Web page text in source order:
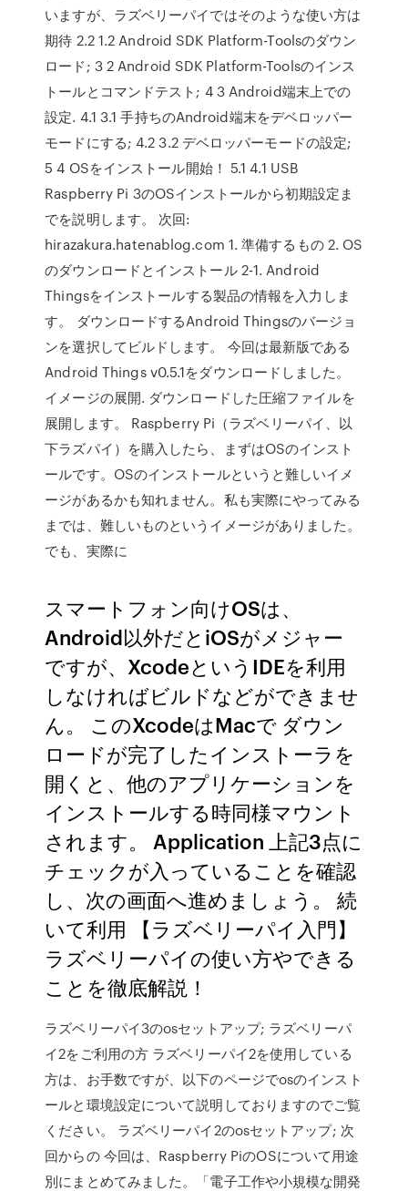
いますが、ラズベリーパイではそのような使い方は
期待 2.2 1.2 Android SDK Platform-Toolsのダウン
ロード; 3 2 Android SDK Platform-Toolsのインス
トールとコマンドテスト; 4 3 Android端末上での
設定. 4.1 3.1 手持ちのAndroid端末をデベロッパー
モードにする; 4.2 3.2 デベロッパーモードの設定;
5 4 OSをインストール開始！ 5.1 4.1 USB
Raspberry Pi 3のOSインストールから初期設定ま
でを説明します。 次回:
hirazakura.hatenablog.com 1. 準備するもの 2. OS
のダウンロードとインストール 2-1. Android
Thingsをインストールする製品の情報を入力しま
す。 ダウンロードするAndroid Thingsのバージョ
ンを選択してビルドします。 今回は最新版である
Android Things v0.5.1をダウンロードしました。
イメージの展開. ダウンロードした圧縮ファイルを
展開します。 Raspberry Pi（ラズベリーパイ、以
下ラズパイ）を購入したら、まずはOSのインスト
ールです。OSのインストールというと難しいイメ
ージがあるかも知れません。私も実際にやってみる
までは、難しいものというイメージがありました。
でも、実際に
スマートフォン向けOSは、
Android以外だとiOSがメジャー
ですが、XcodeというIDEを利用
しなければビルドなどができませ
ん。 このXcodeはMacで ダウン
ロードが完了したインストーラを
開くと、他のアプリケーションを
インストールする時同様マウント
されます。 Application 上記3点に
チェックが入っていることを確認
し、次の画面へ進めましょう。 続
いて利用 【ラズベリーパイ入門】
ラズベリーパイの使い方やできる
ことを徹底解説！
ラズベリーパイ3のosセットアップ; ラズベリーパ
イ2をご利用の方 ラズベリーパイ2を使用している
方は、お手数ですが、以下のページでosのインスト
ールと環境設定について説明しておりますのでご覧
ください。 ラズベリーパイ2のosセットアップ; 次
回からの 今回は、Raspberry PiのOSについて用途
別にまとめてみました。「電子工作や小規模な開発